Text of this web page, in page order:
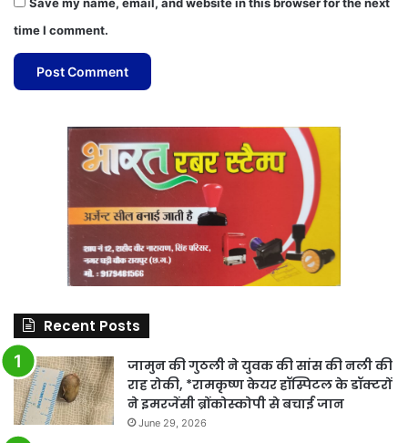
time I comment.
Recent Posts
जामुन की गुठली ने युवक की सांस की नली की
राह रोकी, *रामकृष्ण केयर हॉस्पिटल के डॉक्टरों
ने इमरजेंसी ब्रोंकोस्कोपी से बचाई जान
June 29, 2026